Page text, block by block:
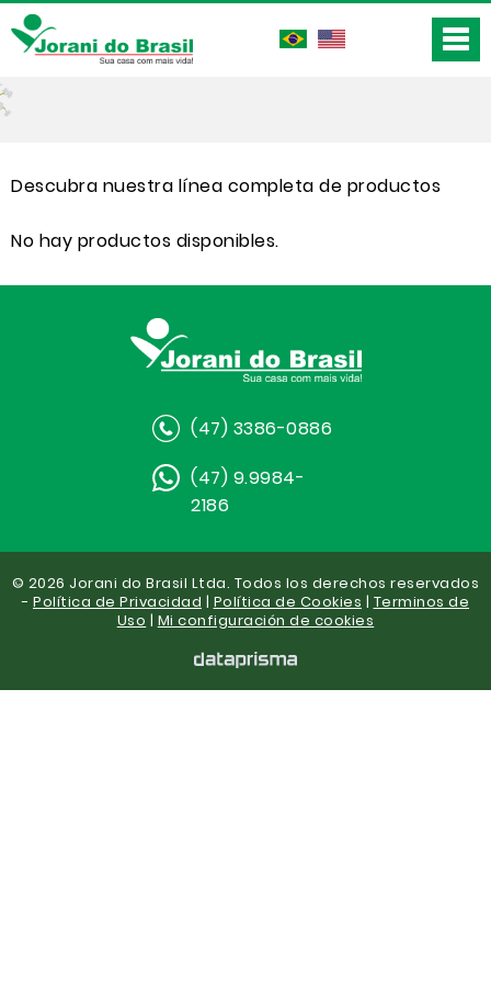
Descubra nuestra línea completa de productos
No hay productos disponibles.
(47) 3386-0886
(47) 9.9984-
2186
© 2026 Jorani do Brasil Ltda. Todos los derechos reservados
- Política de Privacidad | Política de Cookies | Terminos de
Uso | Mi configuración de cookies